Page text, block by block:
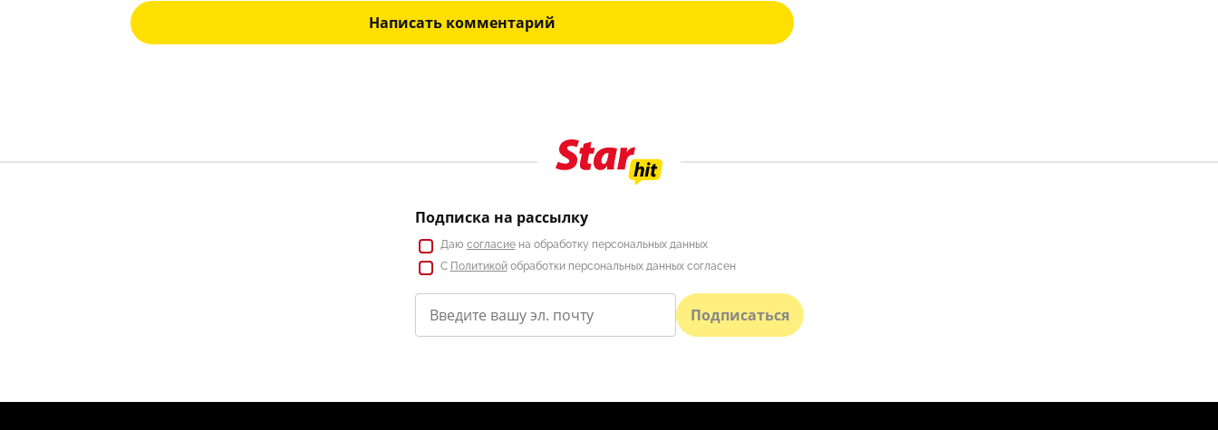
Написать комментарий
Подписка на рассылку
Даю согласиена обработку персональных данных
С Политикойобработки персональных данных согласен
Подписаться